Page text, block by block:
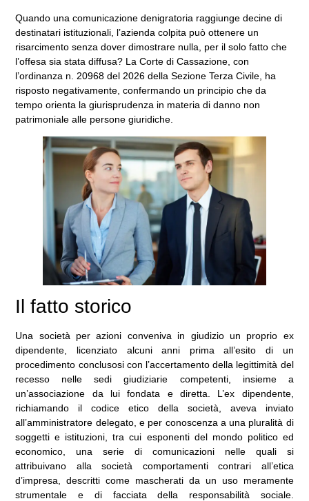
Quando una comunicazione denigratoria raggiunge decine di
destinatari istituzionali, l’azienda colpita può ottenere un
risarcimento senza dover dimostrare nulla, per il solo fatto che
l’offesa sia stata diffusa? La Corte di Cassazione, con
l’ordinanza n. 20968 del 2026 della Sezione Terza Civile, ha
risposto negativamente, confermando un principio che da
tempo orienta la giurisprudenza in materia di danno non
patrimoniale alle persone giuridiche.
Il fatto storico
Una società per azioni conveniva in giudizio un proprio ex
dipendente, licenziato alcuni anni prima all’esito di un
procedimento conclusosi con l’accertamento della legittimità del
recesso nelle sedi giudiziarie competenti, insieme a
un’associazione da lui fondata e diretta. L’ex dipendente,
richiamando il codice etico della società, aveva inviato
all’amministratore delegato, e per conoscenza a una pluralità di
soggetti e istituzioni, tra cui esponenti del mondo politico ed
economico, una serie di comunicazioni nelle quali si
attribuivano alla società comportamenti contrari all’etica
d’impresa, descritti come mascherati da un uso meramente
strumentale e di facciata della responsabilità sociale.